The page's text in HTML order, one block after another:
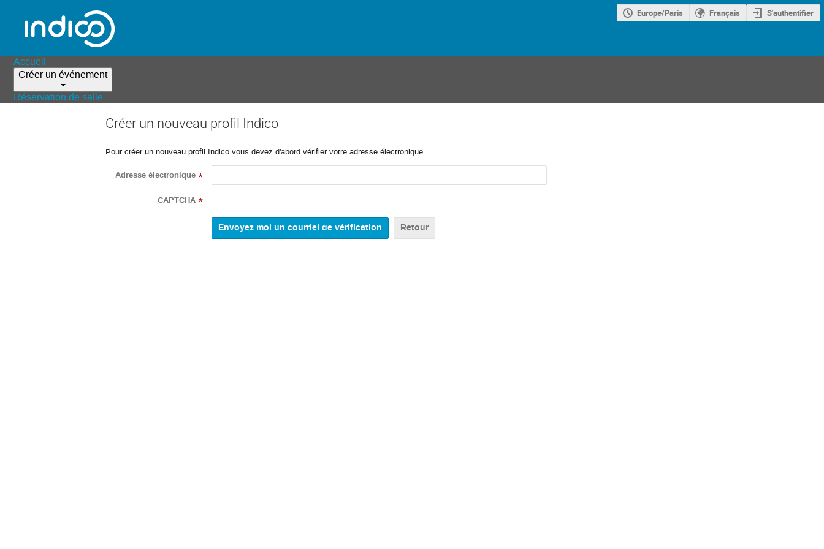
Europe/Paris Français S'authentifier
Accueil
Créer un événement
Réservation de salle
Créer un nouveau profil Indico
Pour créer un nouveau profil Indico vous devez d'abord vérifier votre adresse électronique.
Adresse électronique *
CAPTCHA *
Retour